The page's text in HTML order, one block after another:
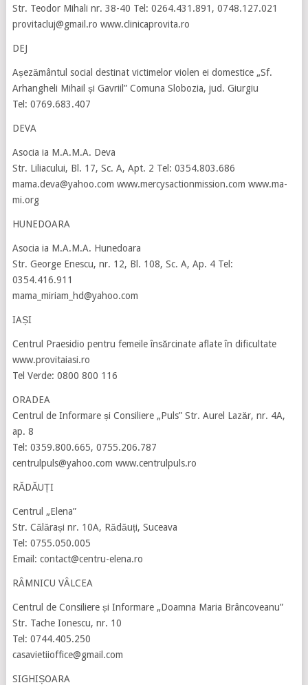
Str. Teodor Mihali nr. 38-40 Tel: 0264.431.891, 0748.127.021
provitacluj@gmail.ro www.clinicaprovita.ro
DEJ
Așezământul social destinat victimelor violen ei domestice „Sf.
Arhangheli Mihail și Gavriil” Comuna Slobozia, jud. Giurgiu
Tel: 0769.683.407
DEVA
Asocia ia M.A.M.A. Deva
Str. Liliacului, Bl. 17, Sc. A, Apt. 2 Tel: 0354.803.686
mama.deva@yahoo.com www.mercysactionmission.com www.ma-
mi.org
HUNEDOARA
Asocia ia M.A.M.A. Hunedoara
Str. George Enescu, nr. 12, Bl. 108, Sc. A, Ap. 4 Tel:
0354.416.911
mama_miriam_hd@yahoo.com
IAȘI
Centrul Praesidio pentru femeile însărcinate aflate în dificultate
www.provitaiasi.ro
Tel Verde: 0800 800 116
ORADEA
Centrul de Informare și Consiliere „Puls” Str. Aurel Lazăr, nr. 4A,
ap. 8
Tel: 0359.800.665, 0755.206.787
centrulpuls@yahoo.com www.centrulpuls.ro
RĂDĂUȚI
Centrul „Elena”
Str. Călărași nr. 10A, Rădăuți, Suceava
Tel: 0755.050.005
Email: contact@centru-elena.ro
RÂMNICU VÂLCEA
Centrul de Consiliere și Informare „Doamna Maria Brâncoveanu”
Str. Tache Ionescu, nr. 10
Tel: 0744.405.250
casavietiioffice@gmail.com
SIGHIȘOARA